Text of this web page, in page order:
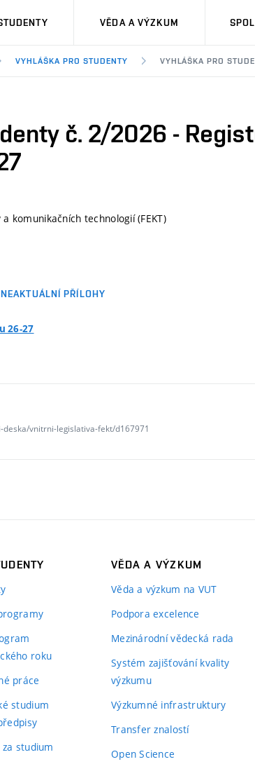
VĚDA A VÝZKUM
VYHLÁŠKA PRO STUDENTY VYHLÁŠKA PRO
č. 2/2026 -
komunikačních technologií (FEKT)
NEAKTUÁLNÍ PŘÍLOHY
26-27
vnitrni-legislativa-fekt/d167971
roku
práce
studium
studium
VĚDA A VÝZKUM
Věda a výzkum na VUT
Podpora excelence
Mezinárodní vědecká rada
Systém zajišťování kvality
výzkumu
Výzkumné infrastruktury
Transfer znalostí
Open Science